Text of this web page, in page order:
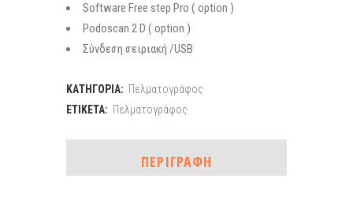
Software Free step Pro ( option )
Podoscan 2 D ( option )
Σύνδεση σειριακή /USB
ΚΑΤΗΓΟΡΊΑ: Πελματογράφος
ΕΤΙΚΈΤΑ: Πελματογράφος
ΠΕΡΙΓΡΑΦΉ